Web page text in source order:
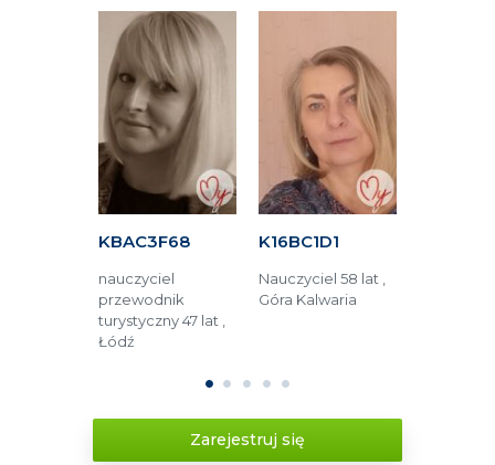
KBAC3F68
nauczyciel
przewodnik
turystyczny 47 lat ,
Łódź
K16BC1D1
Nauczyciel 58 lat ,
Góra Kalwaria
1 2 3 4 5
Zarejestruj się